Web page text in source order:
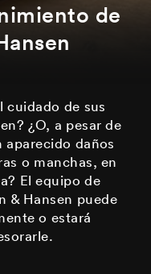
de
cuidado de sus
¿O, a pesar de
aparecido daños
o manchas, en
El equipo de
& Hansen puede
o estará